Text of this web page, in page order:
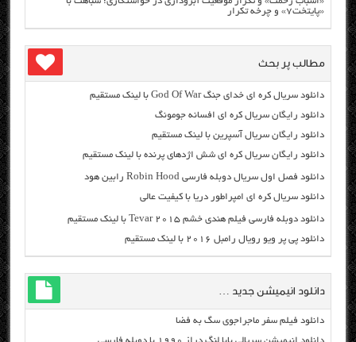
«پایتخت۷» و چرخه تکرار
مطالب پر بحث
دانلود سریال کره ای خدای جنگ God Of War با لینک مستقیم
دانلود رایگان سریال کره ای افسانه جومونگ
دانلود رایگان سریال آسپرین با لینک مستقیم
دانلود رایگان سریال کره ای شش اژدهای پرنده با لینک مستقیم
دانلود فصل اول سریال دوبله فارسی Robin Hood رابین هود
دانلود سریال کره ای امپراطور دریا با کیفیت عالی
دانلود دوبله فارسی فیلم هندی خشم Tevar ۲۰۱۵ با لینک مستقیم
دانلود پی پر ویو رویال رامبل ۲۰۱۶ با لینک مستقیم
دانلود انیمیشن جدید …
دانلود فیلم سفر ماجراجوی سگ به فضا